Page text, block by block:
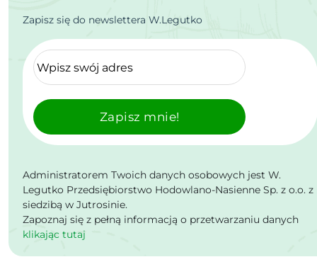
Zapisz się do newslettera W.Legutko
Zapisz mnie!
Administratorem Twoich danych osobowych jest W.
Legutko Przedsiębiorstwo Hodowlano-Nasienne Sp. z o.o. z
siedzibą w Jutrosinie.
Zapoznaj się z pełną informacją o przetwarzaniu danych
klikając tutaj